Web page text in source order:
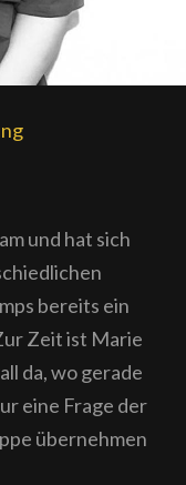
und hat sich
bereits ein
Zeit ist Marie
da, wo gerade
eine Frage der
übernehmen